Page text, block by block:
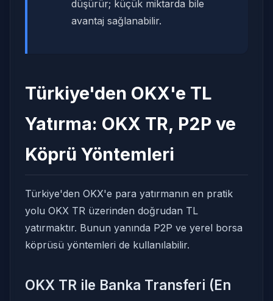
düşürür; küçük miktarda bile
avantaj sağlanabilir.
Türkiye'den OKX'e TL
Yatırma: OKX TR, P2P ve
Köprü Yöntemleri
Türkiye'den OKX'e para yatırmanın en pratik
yolu OKX TR üzerinden doğrudan TL
yatırmaktır. Bunun yanında P2P ve yerel borsa
köprüsü yöntemleri de kullanılabilir.
OKX TR ile Banka Transferi (En